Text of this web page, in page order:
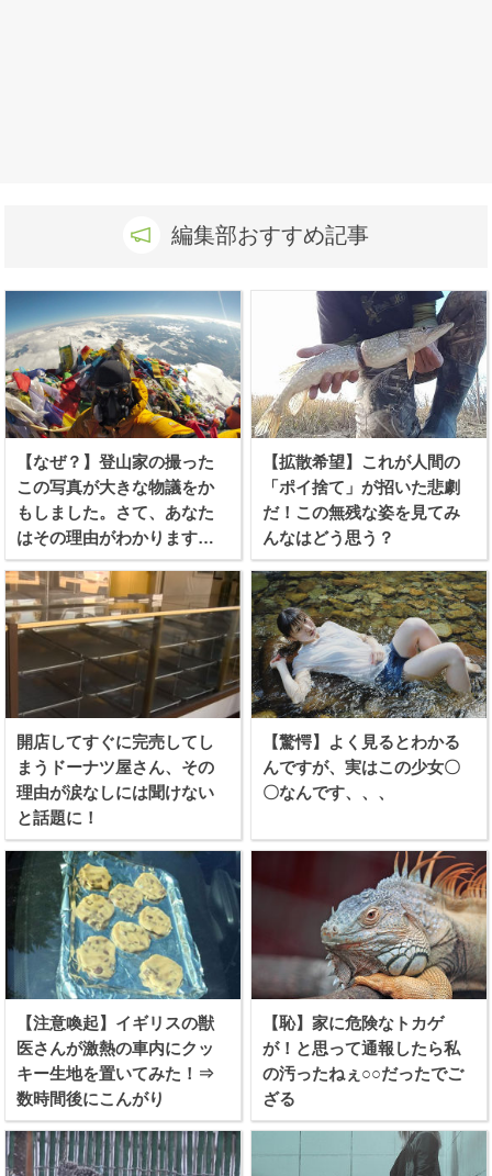
編集部おすすめ記事
【なぜ？】登山家の撮った
この写真が大きな物議をか
もしました。さて、あなた
はその理由がわかります
か？
【拡散希望】これが人間の
「ポイ捨て」が招いた悲劇
だ！この無残な姿を見てみ
んなはどう思う？
開店してすぐに完売してし
まうドーナツ屋さん、その
理由が涙なしには聞けない
と話題に！
【驚愕】よく見るとわかる
んですが、実はこの少女〇
〇なんです、、、
【注意喚起】イギリスの獣
医さんが激熱の車内にクッ
キー生地を置いてみた！⇒
数時間後にこんがり
【恥】家に危険なトカゲ
が！と思って通報したら私
の汚ったねぇ○○だったでご
ざる